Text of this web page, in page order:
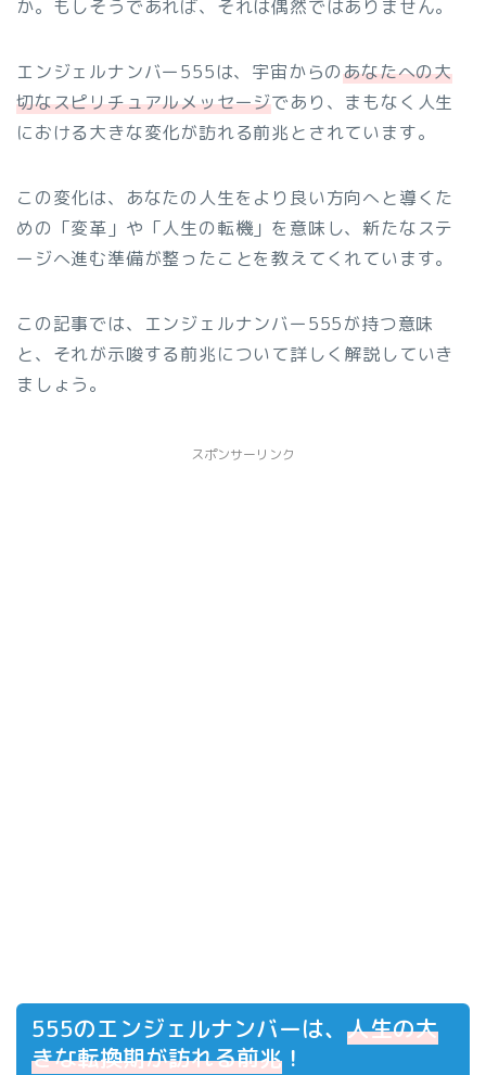
か。もしそうであれば、それは偶然ではありません。
エンジェルナンバー555は、宇宙からのあなたへの大
切なスピリチュアルメッセージであり、まもなく人生
における大きな変化が訪れる前兆とされています。
この変化は、あなたの人生をより良い方向へと導くた
めの「変革」や「人生の転機」を意味し、新たなステ
ージへ進む準備が整ったことを教えてくれています。
この記事では、エンジェルナンバー555が持つ意味
と、それが示唆する前兆について詳しく解説していき
ましょう。
スポンサーリンク
555のエンジェルナンバーは、 人生の大
きな転換期が訪れる前兆 ！